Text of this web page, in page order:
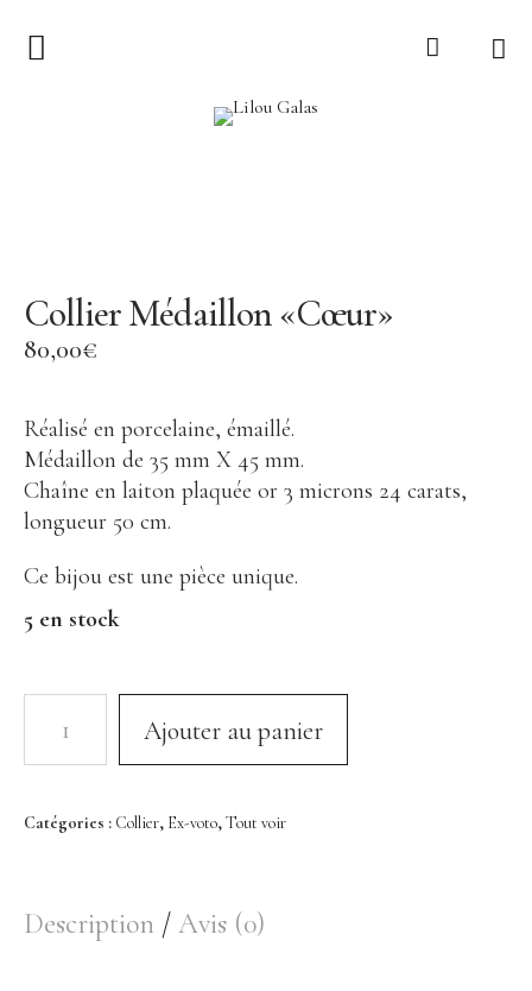
LILOU GALASCollection
Torsade
Tout voir
Collier
Boucle d’oreille
Bague
Portrait en Papiers découpés
Assiette
Encensoir
Histoire
Collier Médaillon «Cœur»
80,00€
Réalisé en porcelaine, émaillé.
Médaillon de 35 mm X 45 mm.
Chaîne en laiton plaquée or 3 microns 24 carats,
longueur 50 cm.
Ce bijou est une pièce unique.
5 en stock
Ajouter au panier
Catégories : Collier, Ex-voto,Tout voir
Description Avis (0)